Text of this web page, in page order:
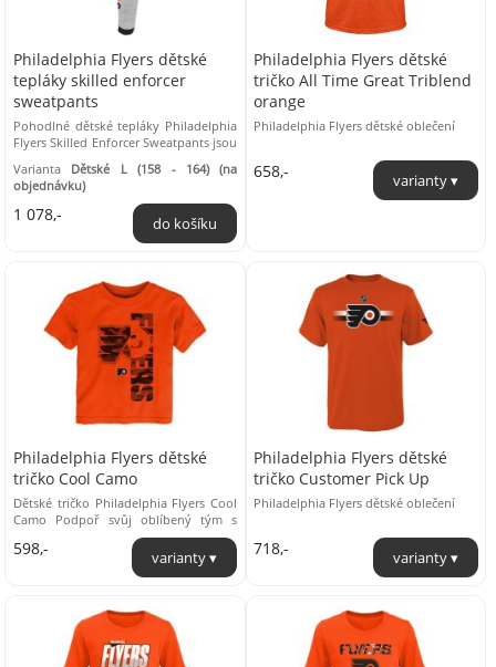
Philadelphia Flyers dětské
tepláky skilled enforcer
sweatpants
Pohodlné dětské tepláky Philadelphia
Flyers Skilled Enforcer Sweatpants jsou
ušité z kvalitního měkkého materiálu.
...
Varianta Dětské L (158 - 164) (na
objednávku)
1 078,-
Philadelphia Flyers dětské
tričko All Time Great Triblend
orange
Philadelphia Flyers dětské oblečení
658,-
Philadelphia Flyers dětské
tričko Cool Camo
Dětské tričko Philadelphia Flyers Cool
Camo Podpoř svůj oblíbený tým s
tímto tričkem Philadelphia Flyers Cool
...
598,-
Philadelphia Flyers dětské
tričko Customer Pick Up
Philadelphia Flyers dětské oblečení
718,-